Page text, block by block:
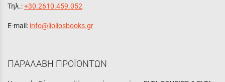
Τηλ.:+30.2610.459.052
E-mail: info@lioliosbooks.gr
ΠΑΡΑΛΑΒΗ ΠΡΟΪΟΝΤΩΝ